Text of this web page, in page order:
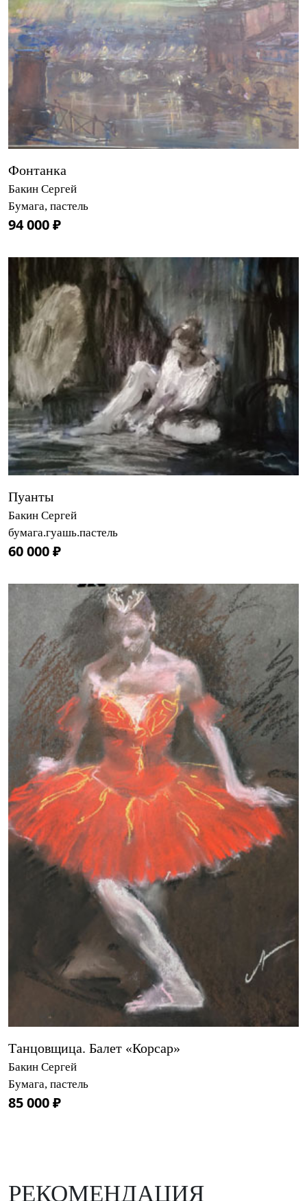
Фонтанка
Бакин Сергей
Бумага, пастель
94 000 ₽
Пуанты
Бакин Сергей
бумага.гуашь.пастель
60 000 ₽
Танцовщица. Балет «Корсар»
Бакин Сергей
Бумага, пастель
85 000 ₽
РЕКОМЕНДАЦИЯ